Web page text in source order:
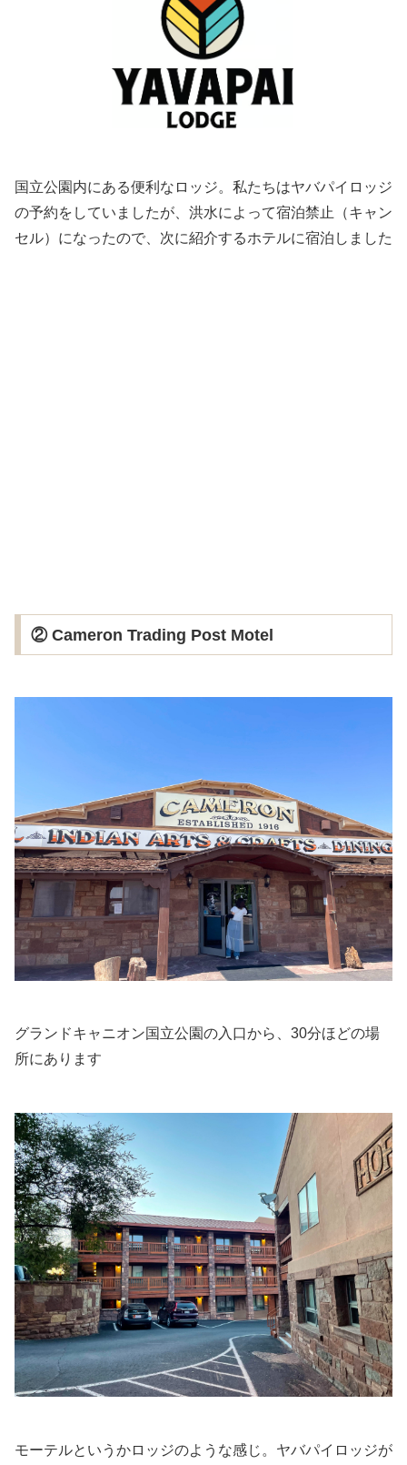
国立公園内にある便利なロッジ。私たちはヤバパイロッジ
の予約をしていましたが、洪水によって宿泊禁止（キャン
セル）になったので、次に紹介するホテルに宿泊しました
② Cameron Trading Post Motel
グランドキャニオン国立公園の入口から、30分ほどの場
所にあります
モーテルというかロッジのような感じ。ヤバパイロッジが